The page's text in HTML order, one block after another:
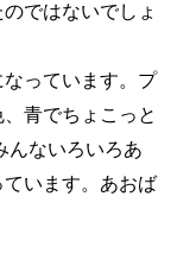
ではないでしょ
っています。プ
青でちょこっと
んないろいろあ
います。あおば